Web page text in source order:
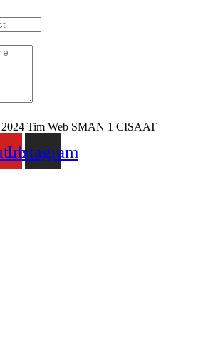
Tim Web SMAN 1 CISAAT
Instagram